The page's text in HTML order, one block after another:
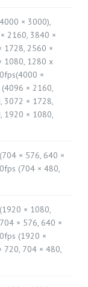
× 3000),
2160, 3840 ×
1728, 2560 ×
1080, 1280 x
×
× 2160,
3072 × 1728,
1920 × 1080,
× 576, 640 ×
(704 × 480,
× 1080,
× 576, 640 ×
(1920 ×
720, 704 × 480,